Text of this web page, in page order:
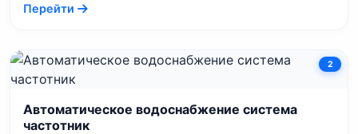
Перейти
2
Автоматическое водоснабжение система
частотник